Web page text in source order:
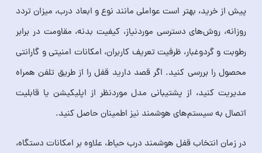
پیش از خرید، بهتر است عواملی مانند نوع و ابعاد درب، میزان تردد
روزانه، روش‌های دسترسی موردنیاز، کیفیت بدنه، مقاومت در برابر
رطوبت و گردوغبار، ظرفیت تعریف کاربران، امکانات امنیتی و گارانتی
محصول را بررسی کنید. اگر قصد دارید قفل را از طریق تلفن همراه
مدیریت کنید، از پشتیبانی مدل موردنظر از اپلیکیشن یا قابلیت
اتصال به سیستم‌های هوشمند نیز اطمینان حاصل کنید.
در زمان انتخاب قفل هوشمند درب حیاط، علاوه بر امکانات دستگاه،